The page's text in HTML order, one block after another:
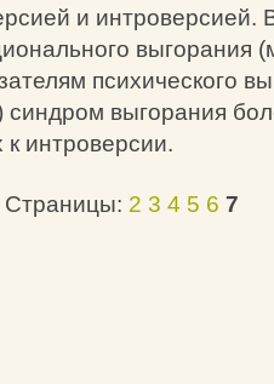
и интроверсией.
выгорания
психического
выгорания
к интроверсии.
Страницы: 2 3 4 5 6 7